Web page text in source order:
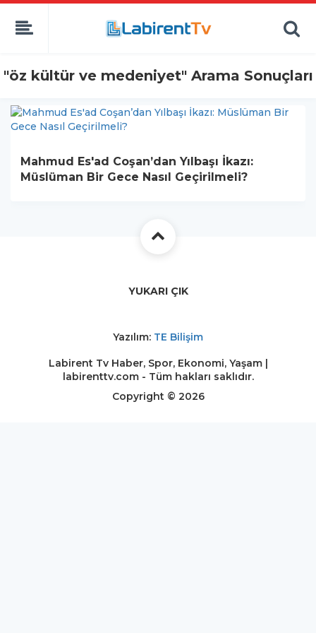
"öz kültür ve medeniyet" Arama Sonuçları
Mahmud Es'ad Coşan’dan Yılbaşı İkazı:
Müslüman Bir Gece Nasıl Geçirilmeli?
YUKARI ÇIK
Yazılım: TE Bilişim
Labirent Tv Haber, Spor, Ekonomi, Yaşam |
labirenttv.com - Tüm hakları saklıdır.
Copyright © 2026